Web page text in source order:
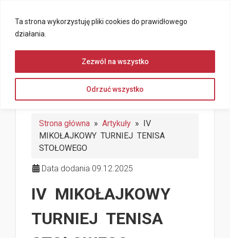
Ta strona wykorzystuję pliki cookies do prawidłowego
działania.
Odrzuć wszystko
Zezwól na wszystko
Strona główna » Artykuły » IV
MIKOŁAJKOWY TURNIEJ TENISA
STOŁOWEGO
Data dodania 09.12.2025
IV MIKOŁAJKOWY
TURNIEJ TENISA